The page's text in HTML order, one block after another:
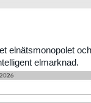
elnätsmonopolet
elmarknad.